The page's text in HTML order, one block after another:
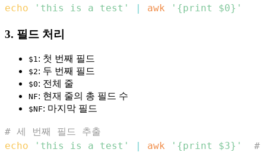
echo
'this is a test' | awk '{print $0}'
3. 필드 처리
$1: 첫 번째 필드
$2: 두 번째 필드
$0: 전체 줄
NF: 현재 줄의 총 필드 수
$NF: 마지막 필드
# 세 번째 필드 추출
echo
'this is a test' awk '{print $3}' #